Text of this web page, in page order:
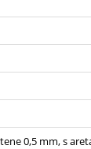
0,5 mm, s